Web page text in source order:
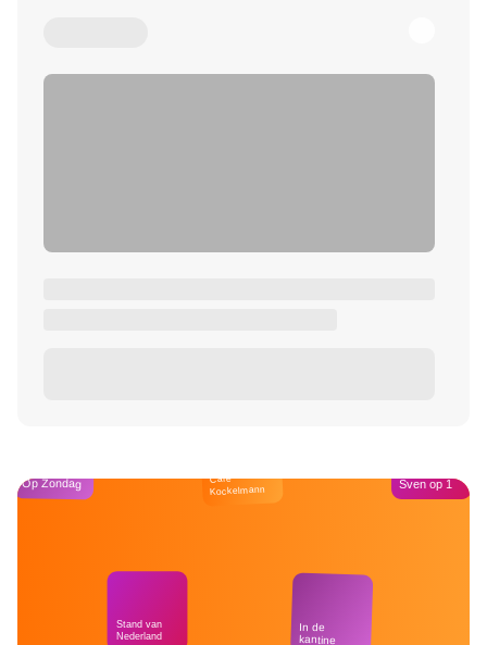
Op Zondag
Stand van
Nederland
Café
Kockelmann
In de
kantine
Sven op 1